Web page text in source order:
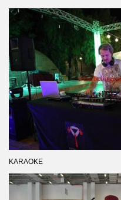
KARAOKE